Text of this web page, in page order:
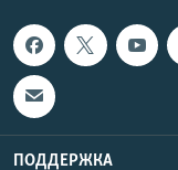
ПОДДЕРЖКА